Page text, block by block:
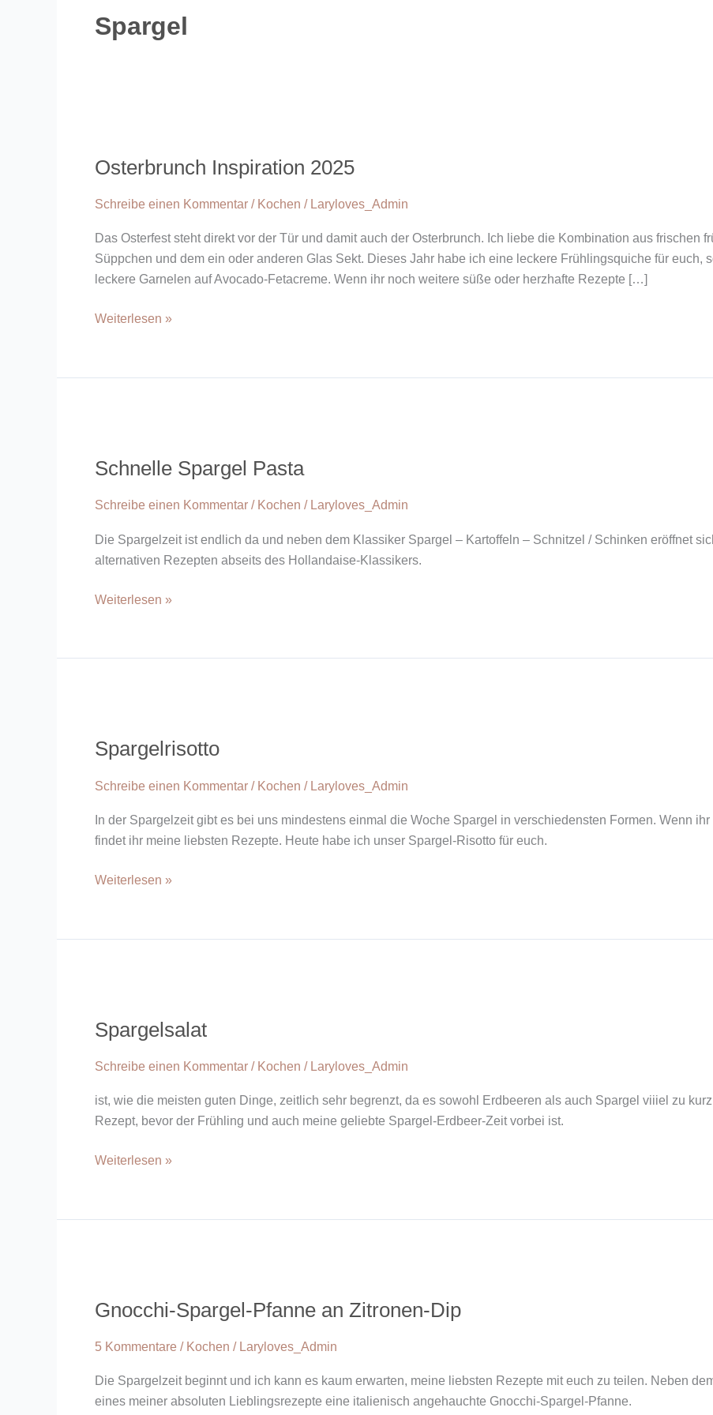
Spargel
Osterbrunch Inspiration 2025
Schreibe einen Kommentar / Kochen / Laryloves_Admin
Das Osterfest steht direkt vor der Tür und damit auch der Osterbrunch. Ich liebe die Kombination aus frischen
Süppchen und dem ein oder anderen Glas Sekt. Dieses Jahr habe ich eine leckere Frühlingsquiche für euch,
leckere Garnelen auf Avocado-Fetacreme. Wenn ihr noch weitere süße oder herzhafte Rezepte […]
2025
Weiterlesen »
Schnelle Spargel Pasta
Schreibe einen Kommentar / Kochen / Laryloves_Admin
Die Spargelzeit ist endlich da und neben dem Klassiker Spargel – Kartoffeln – Schnitzel / Schinken eröffnet
alternativen Rezepten abseits des Hollandaise-Klassikers.
Pasta
Weiterlesen »
Spargelrisotto
Schreibe einen Kommentar / Kochen / Laryloves_Admin
In der Spargelzeit gibt es bei uns mindestens einmal die Woche Spargel in verschiedensten Formen. Wenn
findet ihr meine liebsten Rezepte. Heute habe ich unser Spargel-Risotto für euch.
Weiterlesen »
Spargelsalat
Schreibe einen Kommentar / Kochen / Laryloves_Admin
ist, wie die meisten guten Dinge, zeitlich sehr begrenzt, da es sowohl Erdbeeren als auch Spargel viiiel zu
Rezept, bevor der Frühling und auch meine geliebte Spargel-Erdbeer-Zeit vorbei ist.
Weiterlesen »
Gnocchi-Spargel-Pfanne an Zitronen-Dip
5 Kommentare / Kochen / Laryloves_Admin
Die Spargelzeit beginnt und ich kann es kaum erwarten, meine liebsten Rezepte mit euch zu teilen. Neben
eines meiner absoluten Lieblingsrezepte eine italienisch angehauchte Gnocchi-Spargel-Pfanne.
Pfanne
Zitronen-